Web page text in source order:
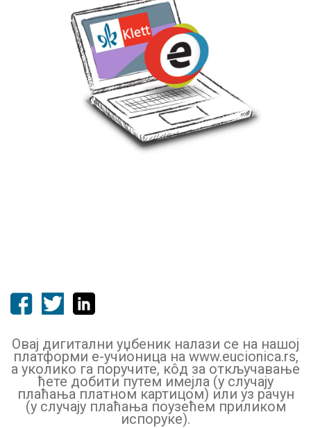
Овај дигитални уџбеник налази се на нашој
платформи е-учионица на www.eucionica.rs,
а уколико га поручите, кôд за откључавање
ћете добити путем имејла (у случају
плаћања платном картицом) или уз рачун
(у случају плаћања поузећем приликом
испоруке).